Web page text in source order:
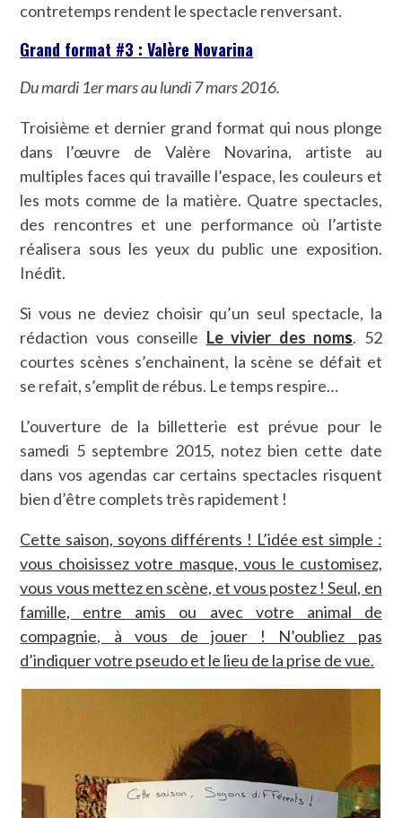
contretemps rendent le spectacle renversant.
Grand format #3 : Valère Novarina
Du mardi 1er mars au lundi 7 mars 2016.
Troisième et dernier grand format qui nous plonge
dans l’œuvre de Valère Novarina, artiste au
multiples faces qui travaille l’espace, les couleurs et
les mots comme de la matière. Quatre spectacles,
des rencontres et une performance où l’artiste
réalisera sous les yeux du public une exposition.
Inédit.
Si vous ne deviez choisir qu’un seul spectacle, la
rédaction vous conseille Le vivier des noms. 52
courtes scènes s’enchainent, la scène se défait et
se refait, s’emplit de rébus. Le temps respire…
L’ouverture de la billetterie est prévue pour le
samedi 5 septembre 2015, notez bien cette date
dans vos agendas car certains spectacles risquent
bien d’être complets très rapidement !
Cette saison, soyons différents ! L’idée est simple :
vous choisissez votre masque, vous le customisez,
vous vous mettez en scène, et vous postez ! Seul, en
famille, entre amis ou avec votre animal de
compagnie, à vous de jouer ! N’oubliez pas
d’indiquer votre pseudo et le lieu de la prise de vue.